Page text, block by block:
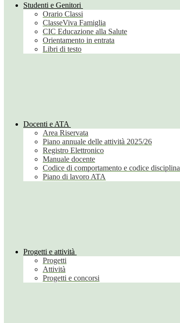
Studenti e Genitori
Orario Classi
ClasseViva Famiglia
CIC Educazione alla Salute
Orientamento in entrata
Libri di testo
Docenti e ATA
Area Riservata
Piano annuale delle attività 2025/26
Registro Elettronico
Manuale docente
Codice di comportamento e codice
Piano di lavoro ATA
Progetti e attività
Progetti
Attività
Progetti e concorsi